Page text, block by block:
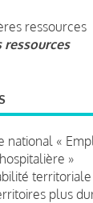
ressources
ressources
national «
»
plus